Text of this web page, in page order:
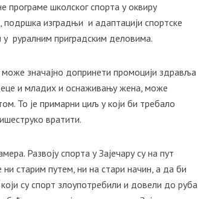
програме школског спорта у оквиру
подршка изградњи и адаптацији спортске
у руралним приградским деловима.
значајно допринети промоцији здравља
и младих и оснаживању жена, може
То је примарни циљ у који би требало
вратити.
Развоју спорта у Зајечару су на пут
старим путем, ни на стари начин, а да би
су спорт злоупотребили и довели до руба